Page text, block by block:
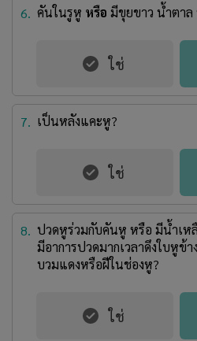
6. คันในรูหู หรือ มีขุยขาว น้ำตาล
7. เป็นหลังแคะหู?
8. ปวดหูร่วมกับคันหู หรือ มีน้ำเห
มีอาการปวดมากเวลาดึงใบหูข้
บวมแดงหรือฝีในช่องหู?